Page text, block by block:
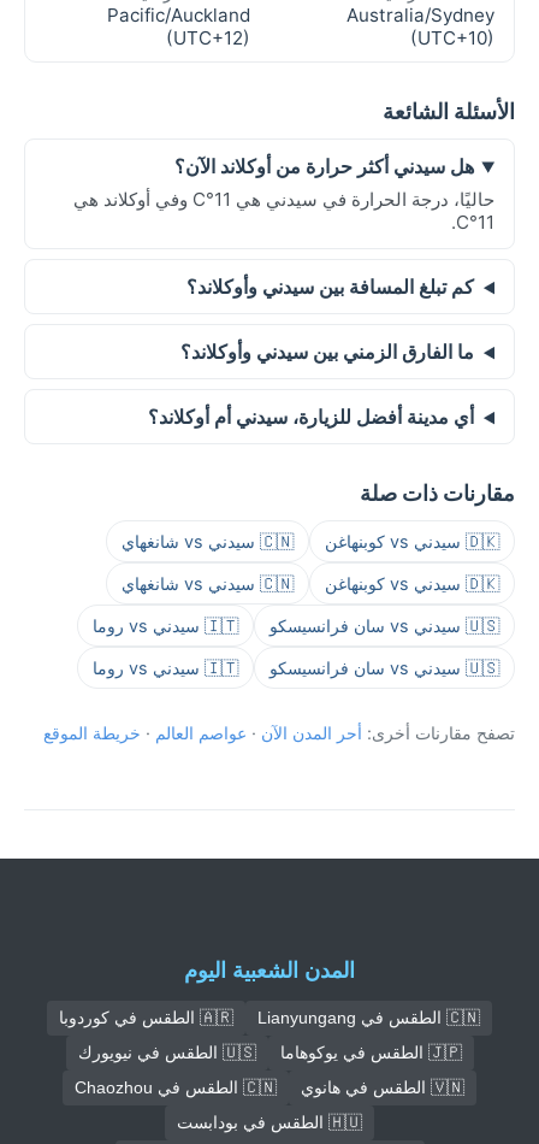
Australia/Sydney
(UTC+10)
Pacific/Auckland
(UTC+12)
الأسئلة الشائعة
هل سيدني أكثر حرارة من أوكلاند الآن؟
حاليًا، درجة الحرارة في سيدني هي 11°C وفي أوكلاند هي
11°C.
كم تبلغ المسافة بين سيدني وأوكلاند؟
ما الفارق الزمني بين سيدني وأوكلاند؟
أي مدينة أفضل للزيارة، سيدني أم أوكلاند؟
مقارنات ذات صلة
🇩🇰 سيدني vs كوبنهاغن 🇨🇳 سيدني vs شانغهاي
🇩🇰 سيدني vs كوبنهاغن 🇨🇳 سيدني vs شانغهاي
🇺🇸 سيدني vs سان فرانسيسكو 🇮🇹 سيدني vs روما
🇺🇸 سيدني vs سان فرانسيسكو 🇮🇹 سيدني vs روما
تصفح مقارنات أخرى: أحر المدن الآن · عواصم العالم · خريطة الموقع
المدن الشعبية اليوم
🇨🇳 الطقس في Lianyungang
🇦🇷 الطقس في كوردوبا
🇯🇵 الطقس في يوكوهاما
🇺🇸 الطقس في نيويورك
🇻🇳 الطقس في هانوي
🇨🇳 الطقس في Chaozhou
🇭🇺 الطقس في بودابست